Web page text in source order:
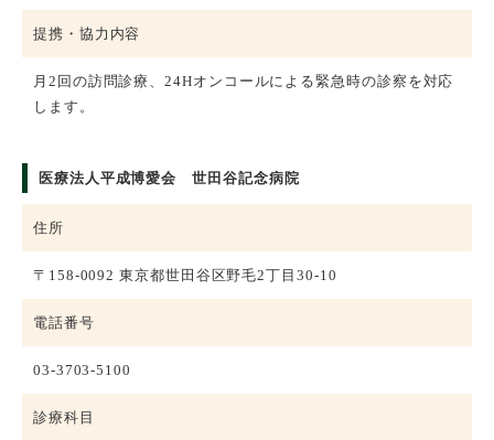
提携・協力内容
月2回の訪問診療、24Hオンコールによる緊急時の診察を対応
します。
医療法人平成博愛会 世田谷記念病院
住所
〒158-0092 東京都世田谷区野毛2丁目30-10
電話番号
03-3703-5100
診療科目